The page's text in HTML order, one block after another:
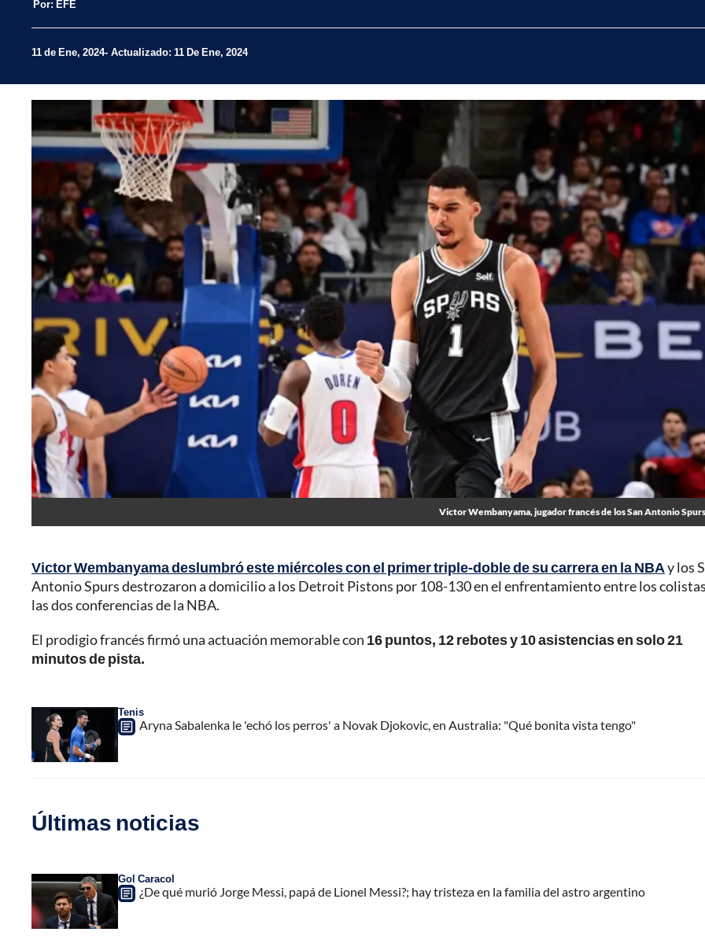
Por: EFE
11 de Ene, 2024 Actualizado: 11 De Ene, 2024
Victor Wembanyama, jugador francés de los San Antonio Spurs
Victor Wembanyama deslumbró este miércoles con el primer triple-doble de su carrera en la NBAy los
Antonio Spurs destrozaron a domicilio a los Detroit Pistons por 108-130 en el enfrentamiento entre los
las dos conferencias de la NBA.
El prodigio francés firmó una actuación memorable con 16 puntos, 12 rebotes y 10 asistencias en solo 21
minutos de pista.
Tenis
Aryna Sabalenka le 'echó los perros' a Novak Djokovic, en Australia: "Qué bonita vista tengo"
Últimas noticias
Gol Caracol
¿De qué murió Jorge Messi, papá de Lionel Messi?; hay tristeza en la familia del astro argentino